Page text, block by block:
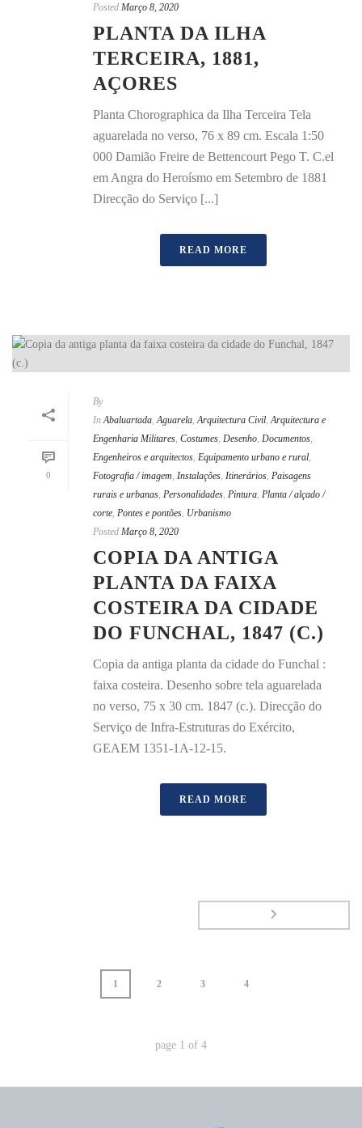
Posted Março 8, 2020
PLANTA DA ILHA
TERCEIRA, 1881,
AÇORES
Planta Chorographica da Ilha Terceira Tela
aguarelada no verso, 76 x 89 cm. Escala 1:50
000 Damião Freire de Bettencourt Pego T. C.el
em Angra do Heroísmo em Setembro de 1881
Direcção do Serviço [...]
READ MORE
0
By
In Abaluartada Aguarela Arquitectura Civil Arquitectura e
Engenharia Militares Costumes Desenho Documentos
Engenheiros e arquitectos Equipamento urbano e rural
Fotografia / imagem Instalações Itinerários Paisagens
rurais e urbanas Personalidades Pintura Planta / alçado /
corte Pontes e pontões Urbanismo
Posted Março 8, 2020
COPIA DA ANTIGA
PLANTA DA FAIXA
COSTEIRA DA CIDADE
DO FUNCHAL, 1847 (C.)
Copia da antiga planta da cidade do Funchal :
faixa costeira. Desenho sobre tela aguarelada
no verso, 75 x 30 cm. 1847 (c.). Direcção do
Serviço de Infra-Estruturas do Exército,
GEAEM 1351-1A-12-15.
READ MORE
1 2 3 4
page 1 of 4